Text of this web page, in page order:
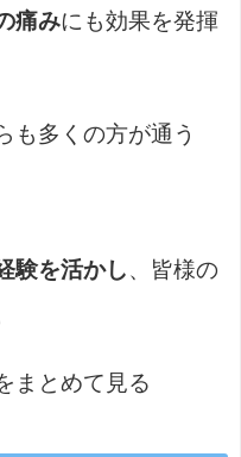
痛みにも効果を発揮
も多くの方が通う
験を活かし 、皆様の
まとめて見る